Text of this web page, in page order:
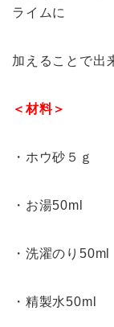
ライムに
加えることで出
＜材料＞
・ホウ砂５ｇ
・お湯50ml
・洗濯のり50ml
・精製水50ml